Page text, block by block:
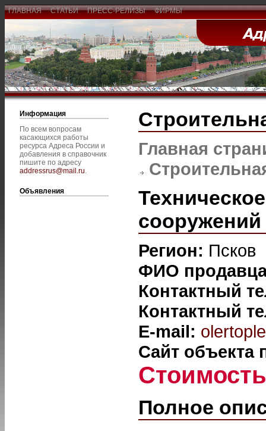
ГЛАВНАЯ СТАТЬИ ПРЕСС-РЕЛИЗЫ ФИРМЫ
Информация
По всем вопросам
касающихся работы
ресурса Адреса России и
добавления в справочник
пишите по адресу
addressrus@mail.ru.
Объявления
Главная
сооружений
Регион: Псков
ФИО
Контактный
Контактный
E-mail:
Сайт объекта
Полное